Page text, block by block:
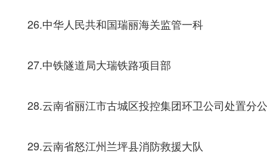
26.中华人民共和国瑞丽海关监管一科
27.中铁隧道局大瑞铁路项目部
28.云南省丽江市古城区投控集团环卫公司处置分
29.云南省怒江州兰坪县消防救援大队